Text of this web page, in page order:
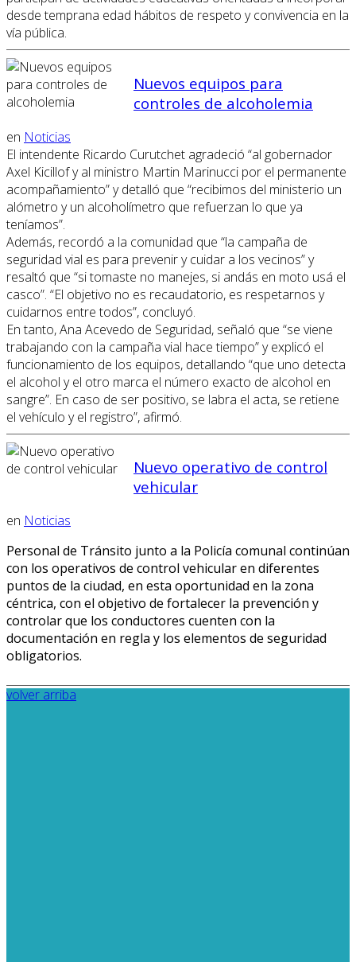
desde temprana edad hábitos de respeto y convivencia en la
vía pública.
Nuevos equipos para
controles de alcoholemia
en Noticias
El intendente Ricardo Curutchet agradeció “al gobernador
Axel Kicillof y al ministro Martin Marinucci por el permanente
acompañamiento” y detalló que “recibimos del ministerio un
alómetro y un alcoholímetro que refuerzan lo que ya
teníamos”.
Además, recordó a la comunidad que “la campaña de
seguridad vial es para prevenir y cuidar a los vecinos” y
resaltó que “si tomaste no manejes, si andás en moto usá el
casco”. “El objetivo no es recaudatorio, es respetarnos y
cuidarnos entre todos”, concluyó.
En tanto, Ana Acevedo de Seguridad, señaló que “se viene
trabajando con la campaña vial hace tiempo” y explicó el
funcionamiento de los equipos, detallando “que uno detecta
el alcohol y el otro marca el número exacto de alcohol en
sangre”. En caso de ser positivo, se labra el acta, se retiene
el vehículo y el registro”, afirmó.
Nuevo operativo de control
vehicular
en Noticias
Personal de Tránsito junto a la Policía comunal continúan
con los operativos de control vehicular en diferentes
puntos de la ciudad, en esta oportunidad en la zona
céntrica, con el objetivo de fortalecer la prevención y
controlar que los conductores cuenten con la
documentación en regla y los elementos de seguridad
obligatorios.
volver arriba